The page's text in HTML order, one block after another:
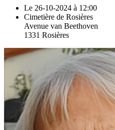
Le 26-10-2024 à 12:00
Cimetière de Rosières
Avenue van Beethoven
1331 Rosières